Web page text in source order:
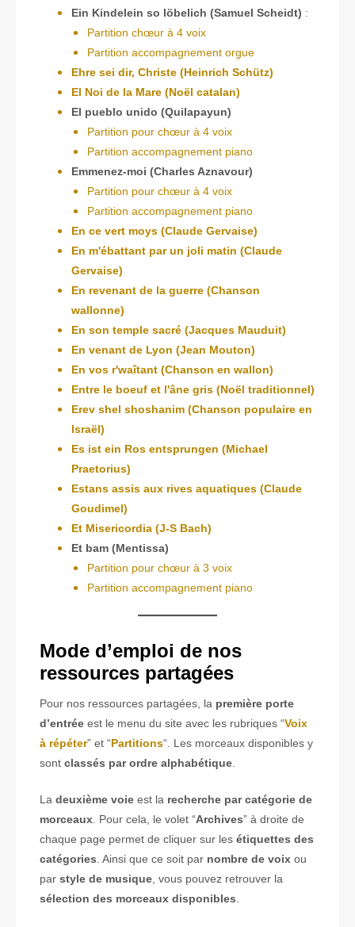
Ein Kindelein so löbelich (Samuel Scheidt) :
Partition chœur à 4 voix
Partition accompagnement orgue
Ehre sei dir, Christe (Heinrich Schütz)
El Noi de la Mare (Noël catalan)
El pueblo unido (Quilapayun)
Partition pour chœur à 4 voix
Partition accompagnement piano
Emmenez-moi (Charles Aznavour)
Partition pour chœur à 4 voix
Partition accompagnement piano
En ce vert moys (Claude Gervaise)
En m'ébattant par un joli matin (Claude
Gervaise)
En revenant de la guerre (Chanson
wallonne)
En son temple sacré (Jacques Mauduit)
En venant de Lyon (Jean Mouton)
En vos r'waîtant (Chanson en wallon)
Entre le boeuf et l'âne gris (Noël traditionnel)
Erev shel shoshanim (Chanson populaire en
Israël)
Es ist ein Ros entsprungen (Michael
Praetorius)
Estans assis aux rives aquatiques (Claude
Goudimel)
Et Misericordia (J-S Bach)
Et bam (Mentissa)
Partition pour chœur à 3 voix
Partition accompagnement piano
Mode d’emploi de nos
ressources partagées
Pour nos ressources partagées, la première porte
d’entrée est le menu du site avec les rubriques “Voix
à répéter” et “Partitions“. Les morceaux disponibles y
sont classés par ordre alphabétique
La deuxième voie est la recherche par catégorie de
morceaux . Pour cela, le volet “Archives” à droite de
chaque page permet de cliquer sur les étiquettes des
catégories . Ainsi que ce soit par nombre de voix ou
par style de musique , vous pouvez retrouver la
sélection des morceaux disponibles